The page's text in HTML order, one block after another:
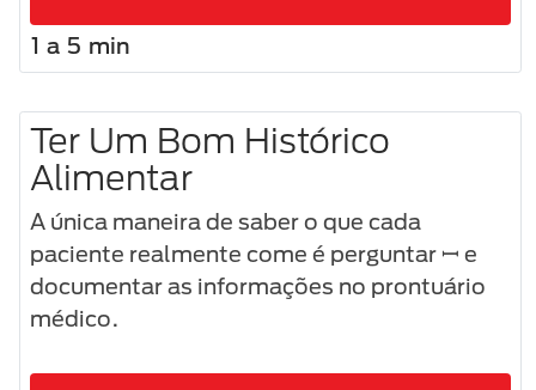
1 a 5 min
Ter Um Bom Histórico
Alimentar
A única maneira de saber o que cada
paciente realmente come é perguntar ꟷ e
documentar as informações no prontuário
médico.